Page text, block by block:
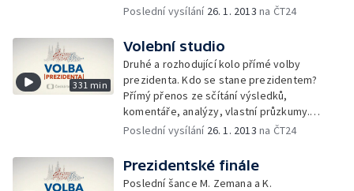
Poslední vysílání 26. 1. 2013 na ČT24
331 min
Volební studio
Druhé a rozhodující kolo přímé volby
prezidenta. Kdo se stane prezidentem?
Přímý přenos ze sčítání výsledků,
komentáře, analýzy, vlastní průzkumy.
Volební studio s Václavem Moravcem,
sympatizantů, sociologů, politologů
a novinářů.
Poslední vysílání 26. 1. 2013 na ČT24
Prezidentské finále
Poslední šance M. Zemana a K.